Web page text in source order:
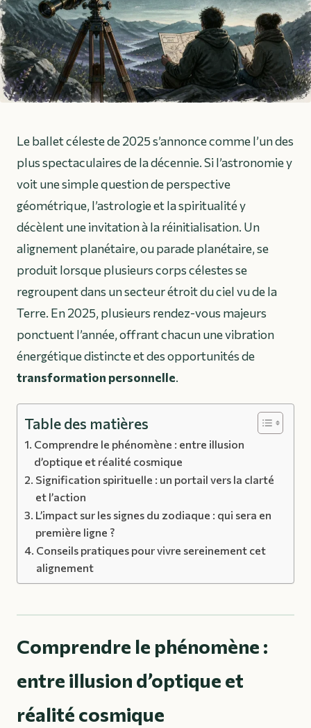
Le ballet céleste de 2025 s’annonce comme l’un des
plus spectaculaires de la décennie. Si l’astronomie y
voit une simple question de perspective
géométrique, l’astrologie et la spiritualité y
décèlent une invitation à la réinitialisation. Un
alignement planétaire, ou parade planétaire, se
produit lorsque plusieurs corps célestes se
regroupent dans un secteur étroit du ciel vu de la
Terre. En 2025, plusieurs rendez-vous majeurs
ponctuent l’année, offrant chacun une vibration
énergétique distincte et des opportunités de
transformation personnelle.
Table des matières
Comprendre le phénomène : entre illusion
d’optique et réalité cosmique
Signification spirituelle : un portail vers la clarté
et l’action
L’impact sur les signes du zodiaque : qui sera en
première ligne ?
Conseils pratiques pour vivre sereinement cet
alignement
Comprendre le phénomène :
entre illusion d’optique et
réalité cosmique